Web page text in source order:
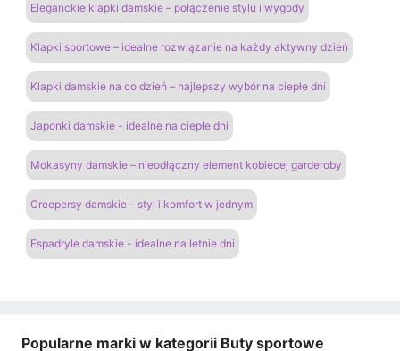
Eleganckie klapki damskie – połączenie stylu i wygody
Klapki sportowe – idealne rozwiązanie na każdy aktywny dzień
Klapki damskie na co dzień – najlepszy wybór na ciepłe dni
Japonki damskie - idealne na ciepłe dni
Mokasyny damskie – nieodłączny element kobiecej garderoby
Creepersy damskie - styl i komfort w jednym
Espadryle damskie - idealne na letnie dni
Popularne marki w kategorii Buty sportowe